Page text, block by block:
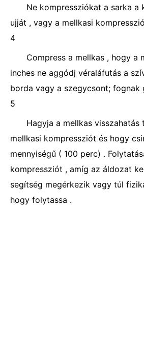
Ne kompressziókat a sarka a
ujját , vagy a mellkasi
4
Compress a mellkas , hogy a
inches ne aggódj véraláfutás a
borda vagy a szegycsont; fognak
5
Hagyja a mellkas
mellkasi kompressziót és hogy
mennyiségű ( 100 perc) .
kompressziót , amíg az áldozat
segítség megérkezik vagy túl
hogy folytassa .